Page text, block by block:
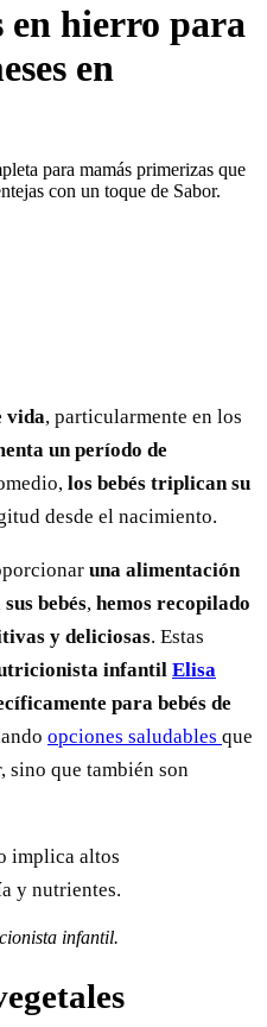
en hierro para
en
para mamás primerizas que
con un toque de Sabor.
vida, particularmente en los
un período de
los bebés triplican su
desde el nacimiento.
una alimentación
bebés, hemos recopilado
y deliciosas. Estas
infantil Elisa
para bebés de
opciones saludables que
sino que también son
implica altos
y nutrientes.
infantil.